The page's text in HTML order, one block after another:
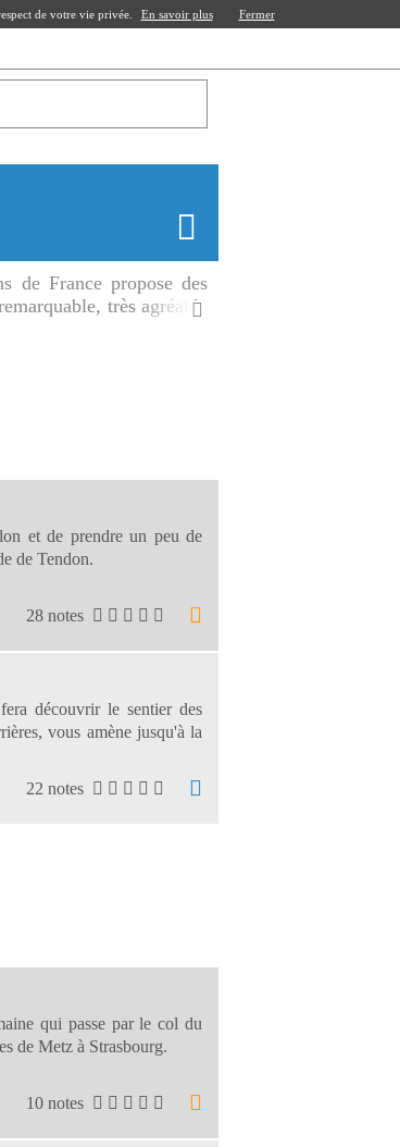
de France propose des
très agréable
et de prendre un peu de
de Tendon.
28 notes
découvrir le sentier des
vous amène jusqu'à la
22 notes
qui passe par le col du
de Metz à Strasbourg.
10 notes
de votre vie privée. En savoir plus Fermer